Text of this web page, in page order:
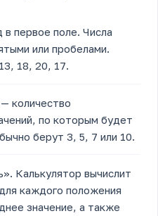
первое поле. Числа
или пробелами.
18, 20, 17.
количество
по которым будет
берут 3, 5, 7 или 10.
Калькулятор вычислит
каждого положения
значение, а также